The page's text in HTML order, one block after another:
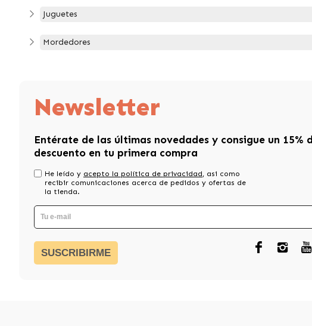
Juguetes
Mordedores
Newsletter
Entérate de las últimas novedades y consigue un 15%
descuento en tu primera compra
He leído y acepto la política de privacidad, asi como
recibir comunicaciones acerca de pedidos y ofertas de
la tienda.
SUSCRIBIRME